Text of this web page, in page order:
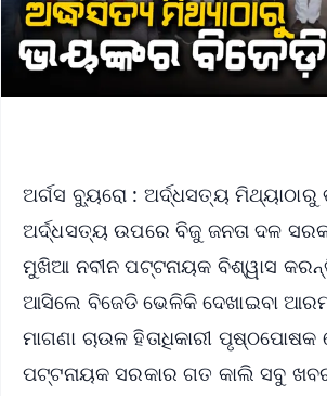
ଅର୍ଗସ ବ୍ୟୁରୋ : ଅର୍ଦ୍ଧସତ୍ୟ
ଅର୍ଦ୍ଧସତ୍ୟ ଉପରେ ବିଜୁ ଜନତା ଦଳ
ମୁଖିଆ ନବୀନ ପଟ୍ଟନାୟକ ବିଶ୍ୱାସ କରନ୍ତି
ଆସିଲେ ବିଜେଡି ଭେଳିକି ଦେଖାଇବା
ମାଗଣା ଚାଉଳ ହିତାଧିକାରୀ ପୃଷ୍ଠପୋଷକ
ପଟ୍ଟନାୟକ ସରକାର ଗତ କାଲି ସବୁ